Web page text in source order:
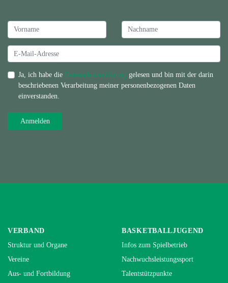
Ja, ich habe die Datenschutzerklärung gelesen und bin mit der darin
beschriebenen Verarbeitung meiner personenbezogenen Daten
einverstanden.
VERBAND
Struktur und Organe
Vereine
Aus- und Fortbildung
BASKETBALLJUGEND
Infos zum Spielbetrieb
Nachwuchsleistungssport
Talentstützpunkte